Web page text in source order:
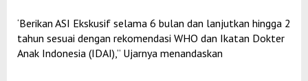
‘Berikan ASI Ekskusif selama 6 bulan dan lanjutkan hingga 2
tahun sesuai dengan rekomendasi WHO dan Ikatan Dokter
Anak Indonesia (IDAI),” Ujarnya menandaskan